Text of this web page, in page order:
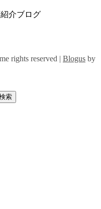
介ブログ
rights reserved | Blogus by